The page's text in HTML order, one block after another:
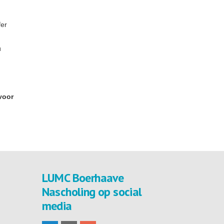
LUMC Boerhaave
Nascholing op social
media